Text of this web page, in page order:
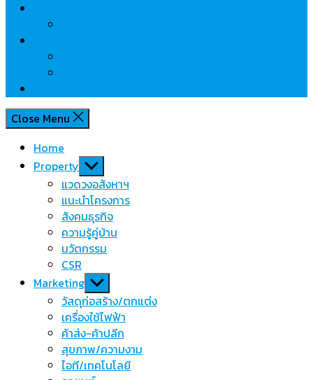
Close Menu
Home
Property Show
sub
menu
แวดวงอสังหาฯ
แนะนำโครงการ
สังคมธุรกิจ
ความรู้คู่บ้าน
นวัตกรรม
CSR
Marketing Show
sub
menu
วัสดุก่อสร้าง/ตกแต่ง
เครื่องใช้ไฟฟ้า
ค้าส่ง-ค้าปลีก
สุขภาพ/ความงาม
ไอที/เทคโนโลยี